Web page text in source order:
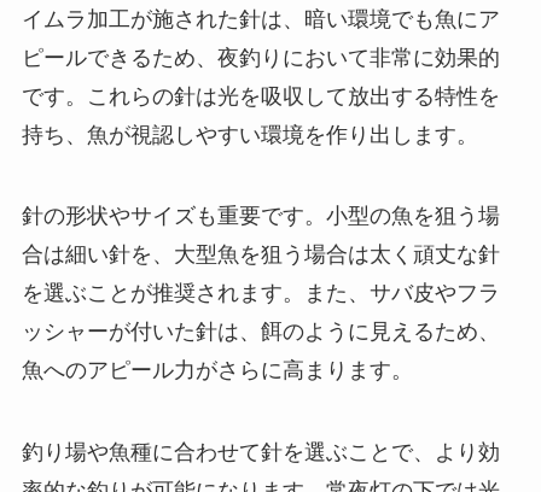
イムラ加工が施された針は、暗い環境でも魚にア
ピールできるため、夜釣りにおいて非常に効果的
です。これらの針は光を吸収して放出する特性を
持ち、魚が視認しやすい環境を作り出します。
針の形状やサイズも重要です。小型の魚を狙う場
合は細い針を、大型魚を狙う場合は太く頑丈な針
を選ぶことが推奨されます。また、サバ皮やフラ
ッシャーが付いた針は、餌のように見えるため、
魚へのアピール力がさらに高まります。
釣り場や魚種に合わせて針を選ぶことで、より効